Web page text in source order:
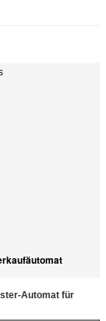
Automat für